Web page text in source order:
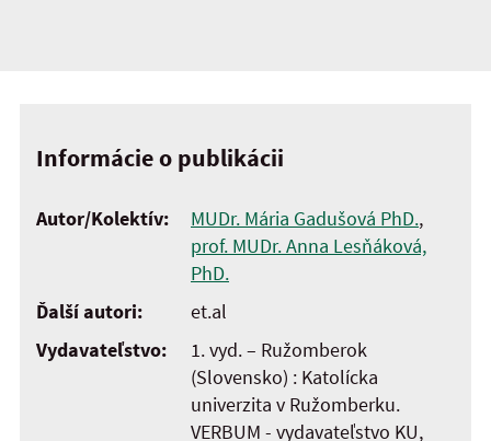
Informácie o publikácii
Autor/Kolektív: MUDr. Mária Gadušová PhD.,
prof. MUDr. Anna Lesňáková,
PhD.
Ďalší autori:
et.al
Vydavateľstvo:
1. vyd. – Ružomberok
(Slovensko) : Katolícka
univerzita v Ružomberku.
VERBUM - vydavateľstvo KU,